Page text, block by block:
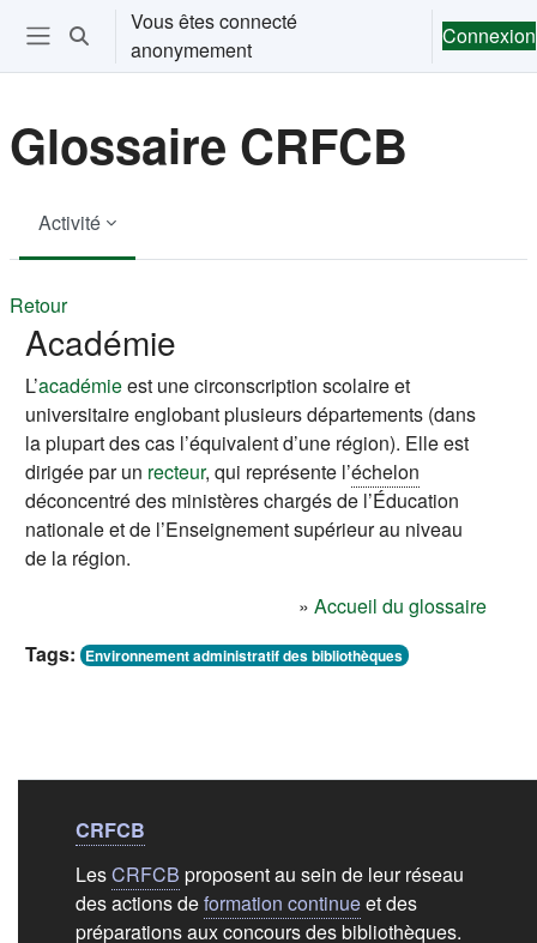
Passer au contenu principal
Ouvrir le menu de navigation
Activer/désactiver la saisie de recherche
Vous êtes connecté
anonymement
Connexion
Glossaire CRFCB
Activité
Retour
Académie
L’académieest une circonscription scolaire et
universitaire englobant plusieurs départements (dans
la plupart des cas l’équivalent d’une région). Elle est
dirigée par un recteur, qui représente l’échelon
déconcentré des ministères chargés de l’Éducation
nationale et de l’Enseignement supérieur au niveau
de la région.
» Accueil du glossaire
Tags: Environnement administratif des bibliothèques
Liens de bas de
CRFCB
LesCRFCB proposent au sein de leur réseau
des actions deformation continueet des
préparations aux concours des bibliothèques.